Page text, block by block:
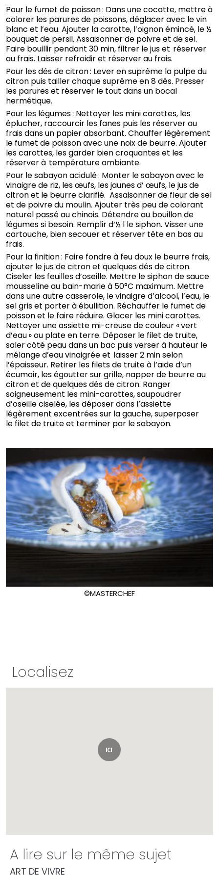
Pour le fumet de poisson : Dans une cocotte, mettre à
colorer les parures de poissons, déglacer avec le vin
blanc et l’eau. Ajouter la carotte, l’oignon émincé, le ½
bouquet de persil. Assaisonner de poivre et de sel.
Faire bouillir pendant 30 min, filtrer le jus et réserver
au frais. Laisser refroidir et réserver au frais.
Pour les dés de citron : Lever en suprême la pulpe du
citron puis tailler chaque suprême en 8 dés. Presser
les parures et réserver le tout dans un bocal
hermétique.
Pour les légumes : Nettoyer les mini carottes, les
éplucher, raccourcir les fanes puis les réserver au
frais dans un papier absorbant. Chauffer légèrement
le fumet de poisson avec une noix de beurre. Ajouter
les carottes, les garder bien croquantes et les
réserver à température ambiante.
Pour le sabayon acidulé : Monter le sabayon avec le
vinaigre de riz, les œufs, les jaunes d’ œufs, le jus de
citron et le beurre clarifié. Assaisonner de fleur de sel
et de poivre du moulin. Ajouter très peu de colorant
naturel passé au chinois. Détendre au bouillon de
légumes si besoin. Remplir d’½ l le siphon. Visser une
cartouche, bien secouer et réserver tête en bas au
frais.
Pour la finition : Faire fondre à feu doux le beurre frais,
ajouter le jus de citron et quelques dés de citron.
Ciseler les feuilles d’oseille. Mettre le siphon de sauce
mousseline au bain-marie à 50°C maximum. Mettre
dans une autre casserole, le vinaigre d’alcool, l’eau, le
sel gris et porter à ébullition. Réchauffer le fumet de
poisson et le faire réduire. Glacer les mini carottes.
Nettoyer une assiette mi-creuse de couleur « vert
d’eau » ou plate en terre. Déposer le filet de truite,
saler côté peau dans un bac puis verser à hauteur le
mélange d’eau vinaigrée et laisser 2 min selon
l’épaisseur. Retirer les filets de truite à l’aide d’un
écumoir, les égoutter sur grille, napper de beurre au
citron et de quelques dés de citron. Ranger
soigneusement les mini-carottes, saupoudrer
d’oseille ciselée, les déposer dans l’assiette
légèrement excentrées sur la gauche, superposer
le filet de truite et terminer par le sabayon.
©MASTERCHEF
Localisez
A lire sur le même sujet
ART DE VIVRE